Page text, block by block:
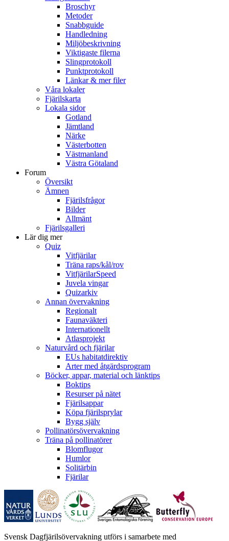
Broschyr
Metoder
Snabbguide
Handledning
Miljöbeskrivning
Viktigaste filerna
Slingprotokoll
Punktprotokoll
Länkar & mer filer
Våra lokaler
Fjärilskarta
Lokala sidor
Gotland
Jämtland
Närke
Västerbotten
Västmanland
Västra Götaland
Forum
Översikt
Ämnen
Fjärilsfrågor
Bilder
Allmänt
Fjärilsgalleri
Lär dig mer
Quiz
Vitfjärilar
Träna raps/kål/rov
VitfjärilarSpeed
Juvela vingar
Quizarkiv
Annan övervakning
Regionalt
Faunaväkteri
Internationellt
Atlasprojekt
Naturvård och fjärilar
EUs habitatdirektiv
Arter med åtgärdsprogram
Böcker, appar, material och länktips
Boktips
Resurser på nätet
Fjärilsappar
Köpa fjärilsprylar
Bygg själv
Pollinatörsövervakning
Träna på pollinatörer
Blomflugor
Humlor
Solitärbin
Fjärilar
Svensk Dagfjärilsövervakning utförs i samarbete med